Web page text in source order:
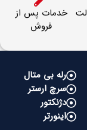
خدمات پس از
فروش
رله بی متال
سرچ ارستر
دژنکتور
اینورتر